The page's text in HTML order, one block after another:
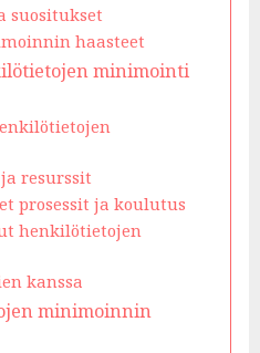
suositukset
haasteet
minimointi
resurssit
prosessit ja koulutus
henkilötietojen
kanssa
minimoinnin